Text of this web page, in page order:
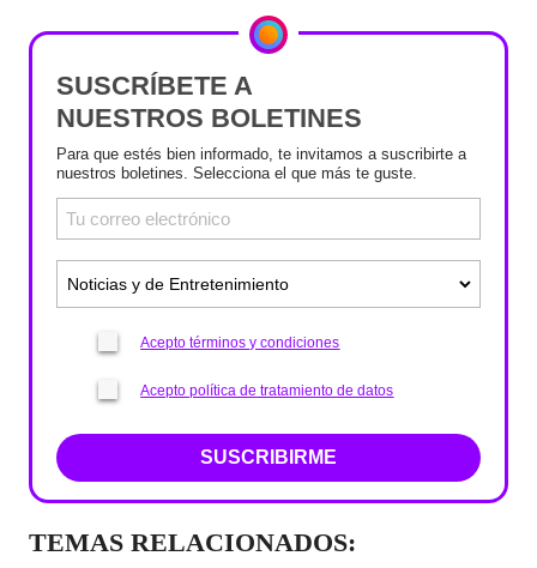
SUSCRÍBETE A
NUESTROS BOLETINES
Para que estés bien informado, te invitamos a suscribirte a
nuestros boletines. Selecciona el que más te guste.
Acepto términos y condiciones
Acepto política de tratamiento de datos
SUSCRIBIRME
TEMAS RELACIONADOS: